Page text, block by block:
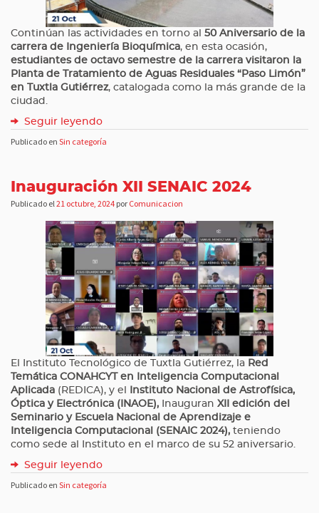
Continúan las actividades en torno al 50 Aniversario de la
carrera de Ingeniería Bioquímica, en esta ocasión,
estudiantes de octavo semestre de la carrera visitaron la
Planta de Tratamiento de Aguas Residuales “Paso Limón”
en Tuxtla Gutiérrez, catalogada como la más grande de la
ciudad.
Seguir leyendo
Publicado en Sin categoría
Inauguración XII SENAIC 2024
Publicado el 21 octubre, 2024 por Comunicacion
El Instituto Tecnológico de Tuxtla Gutiérrez, la Red
Temática CONAHCYT en Inteligencia Computacional
Aplicada (REDICA), y el
Instituto Nacional de Astrofísica,
Óptica y Electrónica (INAOE), Inauguran XII edición del
Seminario y Escuela Nacional de Aprendizaje e
Inteligencia Computacional (SENAIC 2024), teniendo
como sede al Instituto en el marco de su 52 aniversario.
Seguir leyendo
Publicado en Sin categoría